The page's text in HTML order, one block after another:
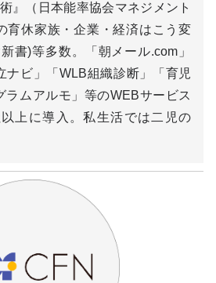
』（日本能率協会マネジメント
育休家族・企業・経済はこう変
書)等多数。「朝メール.com」
ナビ」「WLB組織診断」「育児
ラムアルモ」等のWEBサービス
上に導入。私生活では二児の